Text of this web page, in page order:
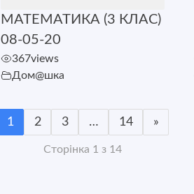
МАТЕМАТИКА (3 КЛАС)
08-05-20
367views
Дом@шка
1 2 3 … 14 »
Сторінка 1 з 14